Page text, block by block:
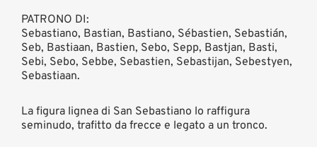
PATRONO DI:
Sebastiano, Bastian, Bastiano, Sébastien, Sebastián,
Seb, Bastiaan, Bastien, Sebo, Sepp, Bastjan, Basti,
Sebi, Sebo, Sebbe, Sebastien, Sebastijan, Sebestyen,
Sebastiaan.
La figura lignea di San Sebastiano lo raffigura
seminudo, trafitto da frecce e legato a un tronco.